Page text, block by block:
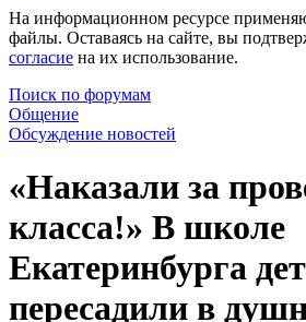
На информационном ресурсе
файлы. Оставаясь на сайте, вы
согласие на их использование.
Поиск по форумам
Общение
Обсуждение новостей
«Наказали за
класса!» В школе
Екатеринбурга
пересадили в